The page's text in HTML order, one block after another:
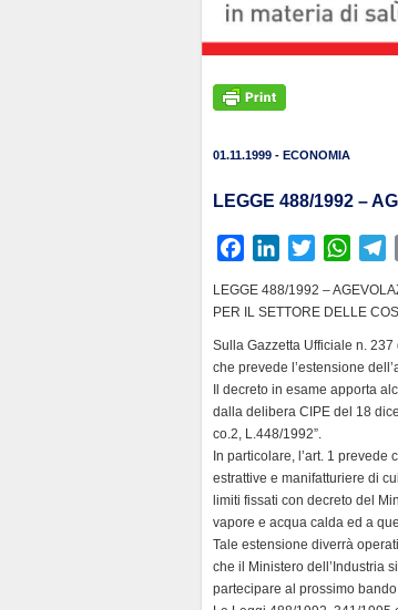
01.11.1999 - ECONOMIA
LEGGE 488/1992 –
c
b
o
k
n
e
I
n
i
t
r
W
a
s
p
l
g
r
a
LEGGE 488/1992 –
PER IL SETTORE DELLE
Sulla Gazzetta Ufficiale n. 237
che prevede l’estensione
Il decreto in esame apporta
dalla delibera CIPE del 18
co.2, L.448/1992”.
In particolare, l’art. 1
estrattive e manifatturiere di
limiti fissati con decreto del
vapore e acqua calda ed a
Tale estensione diverrà
che il Ministero dell’Industria
partecipare al prossimo